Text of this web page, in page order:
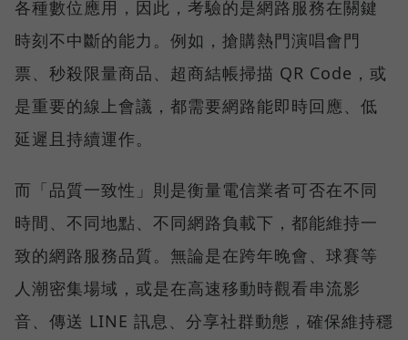
各種數位應用，因此，考驗的是網路服務在關鍵
時刻不中斷的能力。例如，搶購熱門演唱會門
票、秒殺限量商品、超商結帳掃描 QR Code，或
是重要的線上會議，都需要網路能即時回應、低
延遲且持續運作。
而「品質一致性」則是衡量電信業者可否在不同
時間、不同地點、不同網路負載下，都能維持一
致的網路服務品質。無論是在跨年晚會、球賽等
人潮密集場域，或是在高速移動時觀看串流影
音、傳送 LINE 訊息、分享社群動態，確保維持穩